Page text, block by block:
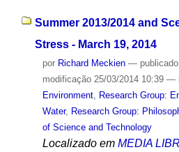
Summer 2013/2014 and
Stress - March 19, 2014
por Richard Meckien — publicado
modificação25/03/2014 10:39 —
Environment, Research Group:
Water, Research Group:
of Science and Technology
Localizado em MEDIA